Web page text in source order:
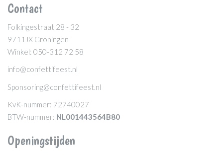
Contact
Folkingestraat 28 - 32
9711JX Groningen
Winkel: 050-312 72 58
info@confettifeest.nl
Sponsoring@confettifeest.nl
KvK-nummer: 72740027
BTW-nummer: NL001443564B80
Openingstijden